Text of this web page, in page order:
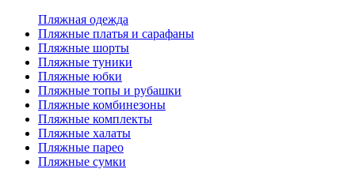
Пляжная одежда
Пляжные платья и сарафаны
Пляжные шорты
Пляжные туники
Пляжные юбки
Пляжные топы и рубашки
Пляжные комбинезоны
Пляжные комплекты
Пляжные халаты
Пляжные парео
Пляжные сумки